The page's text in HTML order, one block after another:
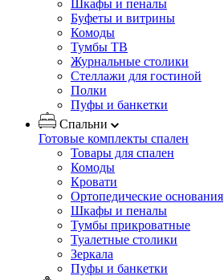
Шкафы и пеналы
Буфеты и витрины
Комоды
Тумбы ТВ
Журнальные столики
Стеллажи для гостиной
Полки
Пуфы и банкетки
Спальни
Готовые комплекты спален
Товары для спален
Комоды
Кровати
Ортопедические основания
Шкафы и пеналы
Тумбы прикроватные
Туалетные столики
Зеркала
Пуфы и банкетки